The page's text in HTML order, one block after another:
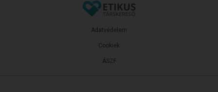
ÁSZF
Adatvédelem
Cookiek